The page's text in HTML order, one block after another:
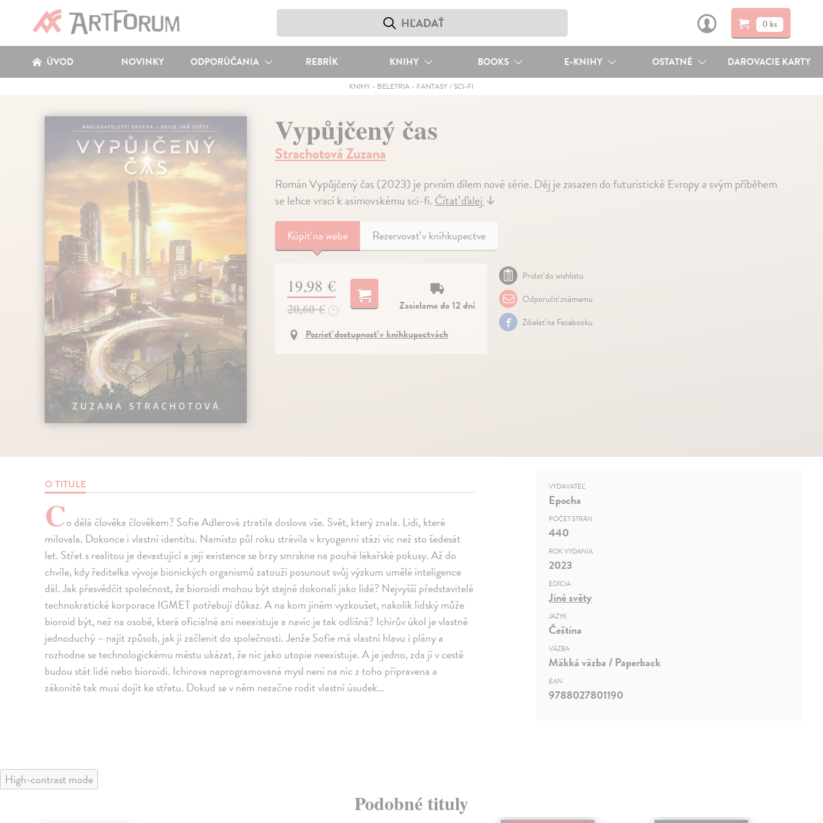
0 ks
ÚVOD NOVINKY ODPORÚČANIA REBRÍK KNIHY BOOKS E-KNIHY OSTATNÉ DAROVACIE KARTY
KNIHY - BELETRIA - FANTASY / SCI-FI
Vypůjčený čas
Strachotová Zuzana
Román Vypůjčený čas (2023) je prvním dílem nové série. Děj je zasazen do futuristické Evropy a svým příběhem
se lehce vrací k asimovskému sci-fi.Čítať ďalej↓
Kúpiťna webe Rezervovať v kníhkupectve
19,98 €
20,60 € ?
Zasielame do 12 dní
Pozrieť dostupnosť v kníhkupectvách
Pridať do wishlistu
Odporučiť známemu
Zdielať na Facebooku
O TITULE
Co dělá člověka člověkem? Sofie Adlerová ztratila doslova vše. Svět, který znala. Lidi, které
milovala. Dokonce i vlastní identitu. Namísto půl roku strávila v kryogenní stázi víc než sto šedesát
let. Střet s realitou je devastující a její existence se brzy smrskne na pouhé lékařské pokusy. Až do
chvíle, kdy ředitelka vývoje bionických organismů zatouží posunout svůj výzkum umělé inteligence
dál. Jak přesvědčit společnost, že bioroidi mohou být stejně dokonalí jako lidé? Nejvyšší představitelé
technokratické korporace IGMET potřebují důkaz. A na kom jiném vyzkoušet, nakolik lidský může
bioroid být, než na osobě, která oficiálně ani neexistuje a navíc je tak odlišná? Ichirův úkol je vlastně
jednoduchý – najít způsob, jak ji začlenit do společnosti. Jenže Sofie má vlastní hlavu i plány a
rozhodne se technologickému městu ukázat, že nic jako utopie neexistuje. A je jedno, zda jí v cestě
budou stát lidé nebo bioroidi. Ichirova naprogramovaná mysl není na nic z toho připravena a
zákonitě tak musí dojít ke střetu. Dokud se v něm nezačne rodit vlastní úsudek…
VYDAVATEĽ
Epocha
POČET STRÁN
440
ROK VYDANIA
2023
EDÍCIA
Jiné světy
JAZYK
Čeština
VÄZBA
Mäkká väzba / Paperback
EAN
9788027801190
High-contrast mode
Podobné tituly